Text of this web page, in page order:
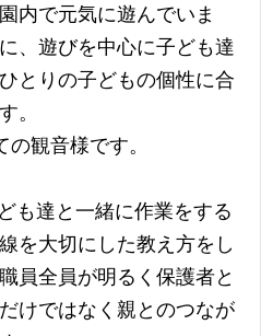
内で元気に遊んでいま
、遊びを中心に子ども達
とりの子どもの個性に合
。
観音様です。
も達と一緒に作業をする
を大切にした教え方をし
員全員が明るく保護者と
けではなく親とのつなが